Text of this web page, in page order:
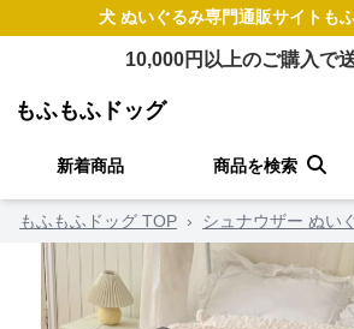
犬 ぬいぐるみ専門通販サイト も
10,000円以上のご購入で
もふもふドッグ
新着商品 商品を検索
もふもふドッグ TOP › シュナウザー ぬい